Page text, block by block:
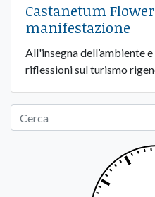
Castanetum
manifestazione
All'insegna dell’ambiente
riflessioni sul turismo